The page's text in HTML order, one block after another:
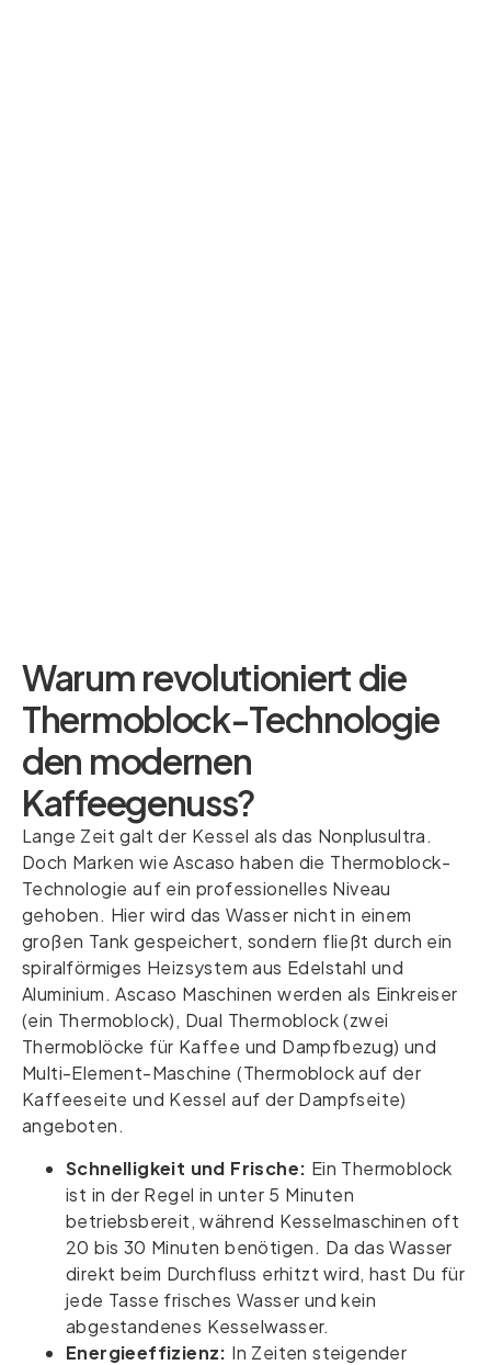
Warum revolutioniert die
Thermoblock-Technologie
den modernen
Kaffeegenuss?
Lange Zeit galt der Kessel als das Nonplusultra.
Doch Marken wie Ascaso haben die Thermoblock-
Technologie auf ein professionelles Niveau
gehoben. Hier wird das Wasser nicht in einem
großen Tank gespeichert, sondern fließt durch ein
spiralförmiges Heizsystem aus Edelstahl und
Aluminium. Ascaso Maschinen werden als Einkreiser
(ein Thermoblock), Dual Thermoblock (zwei
Thermoblöcke für Kaffee und Dampfbezug) und
Multi-Element-Maschine (Thermoblock auf der
Kaffeeseite und Kessel auf der Dampfseite)
angeboten.
Schnelligkeit und Frische: Ein Thermoblock
ist in der Regel in unter 5 Minuten
betriebsbereit, während Kesselmaschinen oft
20 bis 30 Minuten benötigen. Da das Wasser
direkt beim Durchfluss erhitzt wird, hast Du für
jede Tasse frisches Wasser und kein
abgestandenes Kesselwasser.
Energieeffizienz: In Zeiten steigender